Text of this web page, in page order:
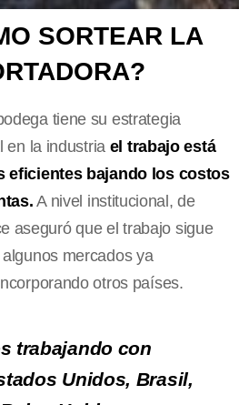
SORTEAR LA
tiene su estrategia
en la industria el trabajo está
eficientes bajando los costos
A nivel institucional, de
aseguró que el trabajo sigue
mercados ya
otros países.
trabajando con
Unidos, Brasil,